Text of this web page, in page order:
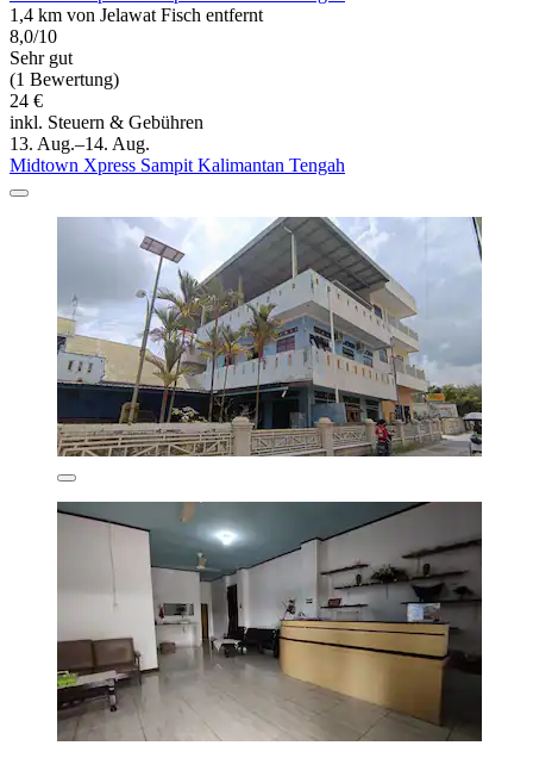
1,4 km von Jelawat Fisch entfernt
8,0/10
Sehr gut
(1 Bewertung)
24 €
inkl. Steuern & Gebühren
13. Aug.–14. Aug.
Midtown Xpress Sampit Kalimantan Tengah